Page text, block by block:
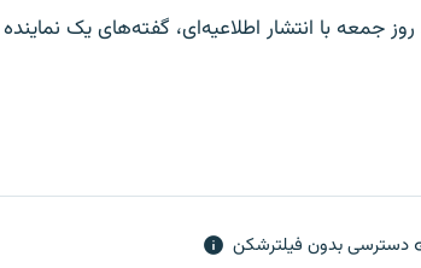
دسترسی بدون فیلترشکن